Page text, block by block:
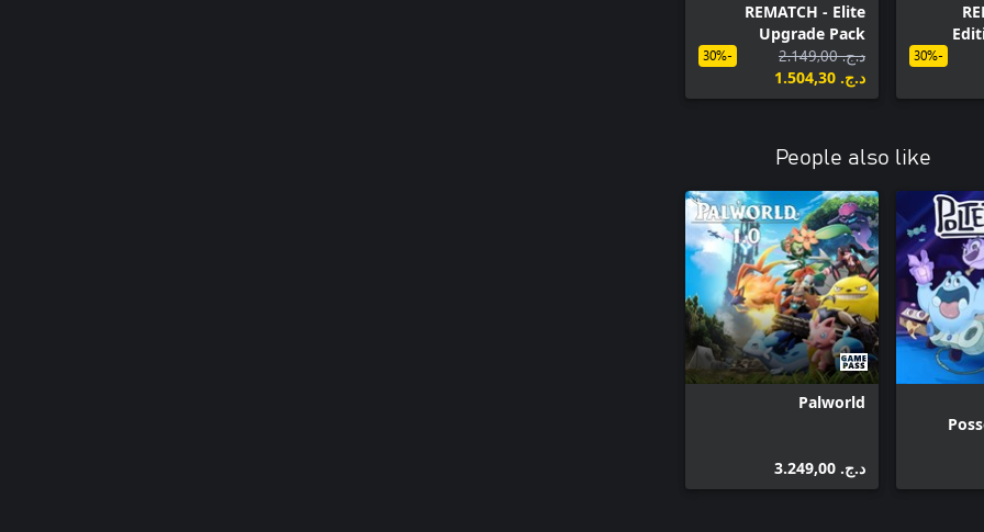
-30%
REMATCH - Elite
Upgrade Pack
د.ج.‏ 2.149,00
د.ج.‏ 1.504,30
-30%
People also like
Palworld
د.ج.‏ 3.249,00